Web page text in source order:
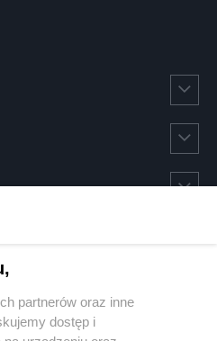
partnerów oraz inne
dostęp i